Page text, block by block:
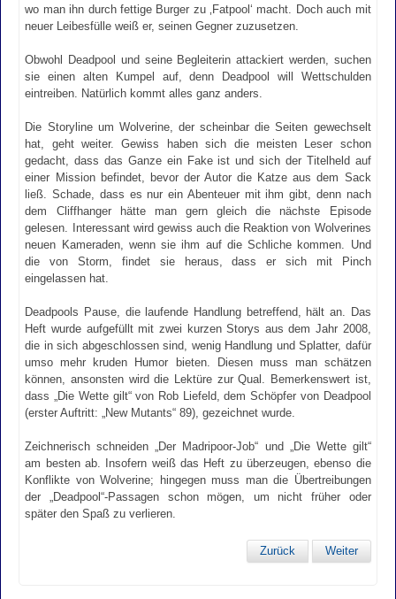
wo man ihn durch fettige Burger zu ‚Fatpool‘ macht. Doch auch mit
neuer Leibesfülle weiß er, seinen Gegner zuzusetzen.
Obwohl Deadpool und seine Begleiterin attackiert werden, suchen
sie einen alten Kumpel auf, denn Deadpool will Wettschulden
eintreiben. Natürlich kommt alles ganz anders.
Die Storyline um Wolverine, der scheinbar die Seiten gewechselt
hat, geht weiter. Gewiss haben sich die meisten Leser schon
gedacht, dass das Ganze ein Fake ist und sich der Titelheld auf
einer Mission befindet, bevor der Autor die Katze aus dem Sack
ließ. Schade, dass es nur ein Abenteuer mit ihm gibt, denn nach
dem Cliffhanger hätte man gern gleich die nächste Episode
gelesen. Interessant wird gewiss auch die Reaktion von Wolverines
neuen Kameraden, wenn sie ihm auf die Schliche kommen. Und
die von Storm, findet sie heraus, dass er sich mit Pinch
eingelassen hat.
Deadpools Pause, die laufende Handlung betreffend, hält an. Das
Heft wurde aufgefüllt mit zwei kurzen Storys aus dem Jahr 2008,
die in sich abgeschlossen sind, wenig Handlung und Splatter, dafür
umso mehr kruden Humor bieten. Diesen muss man schätzen
können, ansonsten wird die Lektüre zur Qual. Bemerkenswert ist,
dass „Die Wette gilt“ von Rob Liefeld, dem Schöpfer von Deadpool
(erster Auftritt: „New Mutants“ 89), gezeichnet wurde.
Zeichnerisch schneiden „Der Madripoor-Job“ und „Die Wette gilt“
am besten ab. Insofern weiß das Heft zu überzeugen, ebenso die
Konflikte von Wolverine; hingegen muss man die Übertreibungen
der „Deadpool“-Passagen schon mögen, um nicht früher oder
später den Spaß zu verlieren.
Zurück Weiter